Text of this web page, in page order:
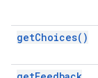
getChoices( )